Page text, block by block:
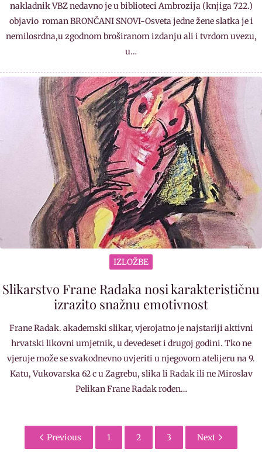
nakladnik VBZ nedavno je u biblioteci Ambrozija (knjiga 722.)
objavio roman BRONČANI SNOVI-Osveta jedne žene slatka je i
nemilosrdna,u zgodnom broširanom izdanju ali i tvrdom uvezu,
u…
IZLOŽBE
Slikarstvo Frane Radaka nosi karakterističnu
izrazito snažnu emotivnost
Frane Radak. akademski slikar, vjerojatno je najstariji aktivni
hrvatski likovni umjetnik, u devedeset i drugoj godini. Tko ne
vjeruje može se svakodnevno uvjeriti u njegovom atelijeru na 9.
Katu, Vukovarska 62 c u Zagrebu, slika li Radak ili ne Miroslav
Pelikan Frane Radak rođen…
Previous 1 2 3 Next